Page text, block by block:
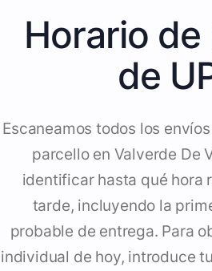
Horario
de
Escaneamos todos los
parcello en Valverde De
identificar hasta qué hora
tarde, incluyendo la
probable de entrega. Para
individual de hoy, introduce